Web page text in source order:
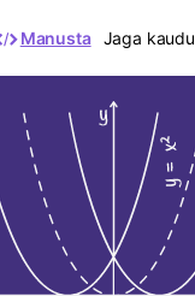
Manusta Jaga kaudu